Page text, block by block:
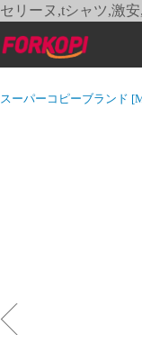
セリーヌ,tシャツ,激
スーパーコピーブランド